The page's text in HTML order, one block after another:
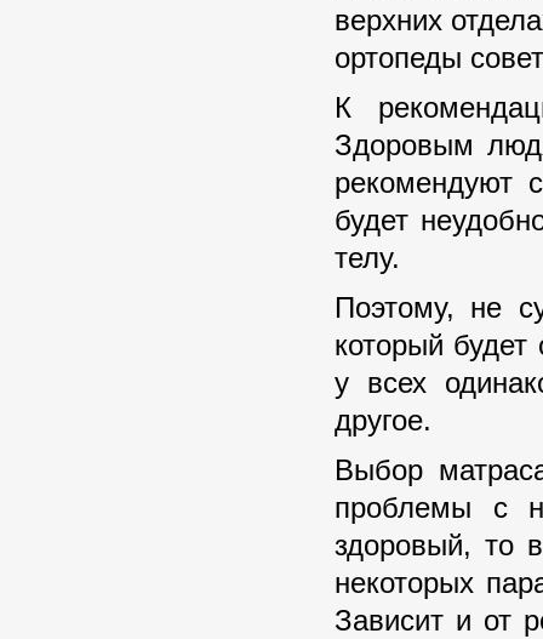
верхних
ортопеды
К
Здоровым
рекомендуют
будет
телу.
Поэтому, не
который
у всех
другое.
Выбор
проблемы с
здоровый, то
некоторых
Зависит и от